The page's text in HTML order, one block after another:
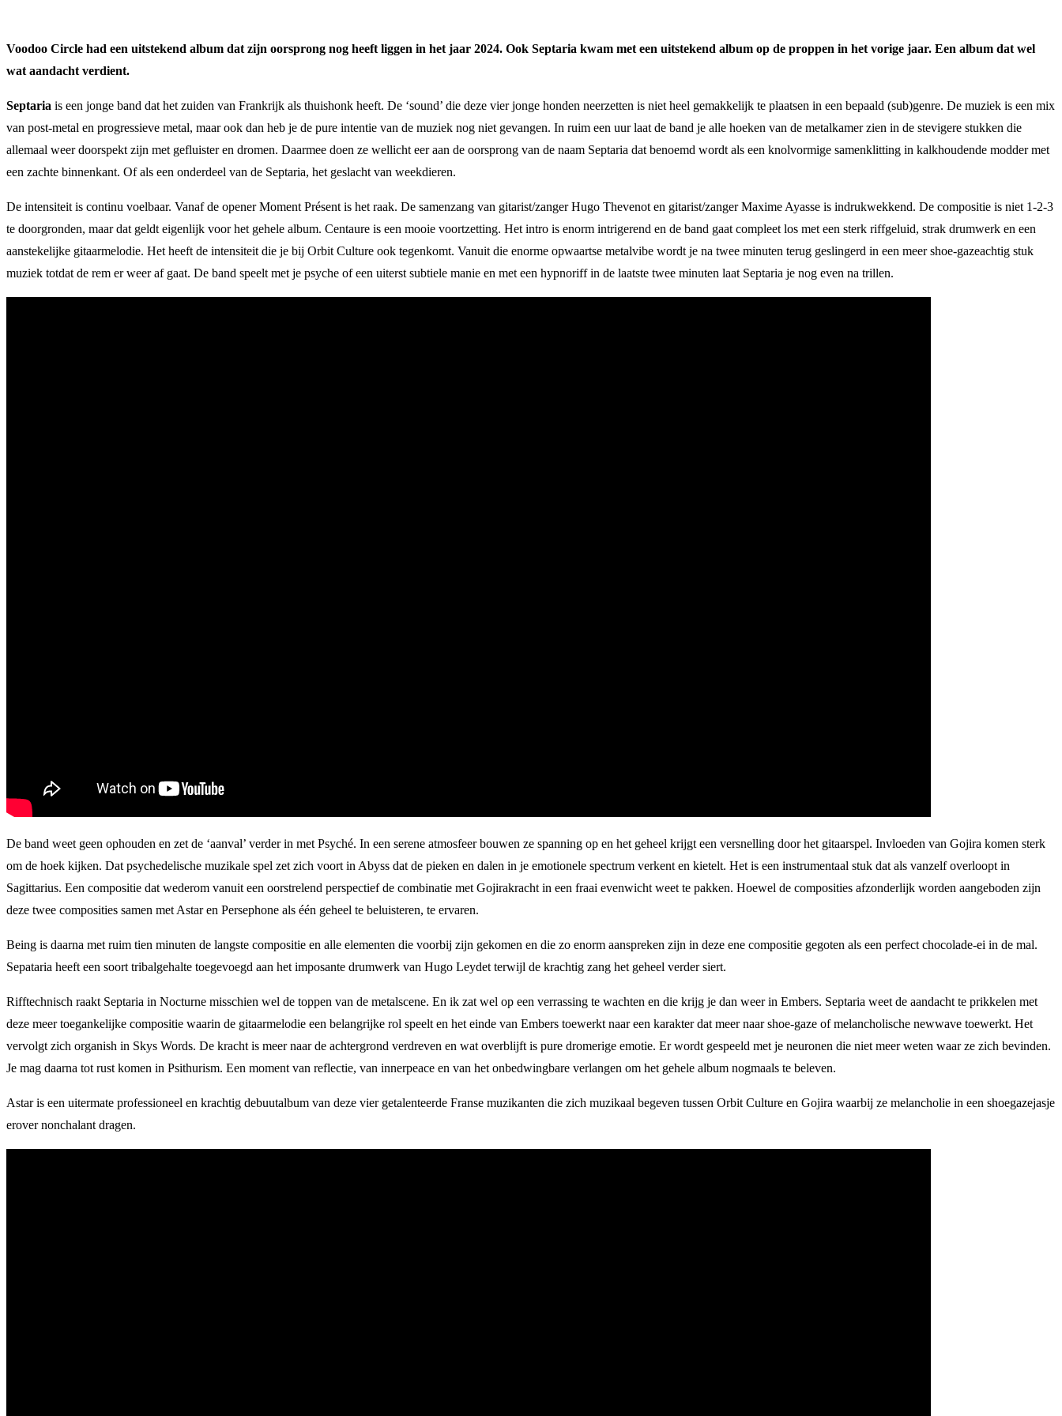
Voodoo Circle had een uitstekend album dat zijn oorsprong nog heeft liggen in het jaar 2024. Ook Septaria kwam met een uitstekend album op de proppen in het vorige jaar. Een album dat wel
wat aandacht verdient.
Septaria is een jonge band dat het zuiden van Frankrijk als thuishonk heeft. De ‘sound’ die deze vier jonge honden neerzetten is niet heel gemakkelijk te plaatsen in een bepaald (sub)genre. De muziek is een mix
van post-metal en progressieve metal, maar ook dan heb je de pure intentie van de muziek nog niet gevangen. In ruim een uur laat de band je alle hoeken van de metalkamer zien in de stevigere stukken die
allemaal weer doorspekt zijn met gefluister en dromen. Daarmee doen ze wellicht eer aan de oorsprong van de naam Septaria dat benoemd wordt als een knolvormige samenklitting in kalkhoudende modder met
een zachte binnenkant. Of als een onderdeel van de Septaria, het geslacht van weekdieren.
De intensiteit is continu voelbaar. Vanaf de opener Moment Présent is het raak. De samenzang van gitarist/zanger Hugo Thevenot en gitarist/zanger Maxime Ayasse is indrukwekkend. De compositie is niet 1-2-3
te doorgronden, maar dat geldt eigenlijk voor het gehele album. Centaure is een mooie voortzetting. Het intro is enorm intrigerend en de band gaat compleet los met een sterk riffgeluid, strak drumwerk en een
aanstekelijke gitaarmelodie. Het heeft de intensiteit die je bij Orbit Culture ook tegenkomt. Vanuit die enorme opwaartse metalvibe wordt je na twee minuten terug geslingerd in een meer shoe-gazeachtig stuk
muziek totdat de rem er weer af gaat. De band speelt met je psyche of een uiterst subtiele manie en met een hypnoriff in de laatste twee minuten laat Septaria je nog even na trillen.
De band weet geen ophouden en zet de ‘aanval’ verder in met Psyché. In een serene atmosfeer bouwen ze spanning op en het geheel krijgt een versnelling door het gitaarspel. Invloeden van Gojira komen sterk
om de hoek kijken. Dat psychedelische muzikale spel zet zich voort in Abyss dat de pieken en dalen in je emotionele spectrum verkent en kietelt. Het is een instrumentaal stuk dat als vanzelf overloopt in
Sagittarius. Een compositie dat wederom vanuit een oorstrelend perspectief de combinatie met Gojirakracht in een fraai evenwicht weet te pakken. Hoewel de composities afzonderlijk worden aangeboden zijn
deze twee composities samen met Astar en Persephone als één geheel te beluisteren, te ervaren.
Being is daarna met ruim tien minuten de langste compositie en alle elementen die voorbij zijn gekomen en die zo enorm aanspreken zijn in deze ene compositie gegoten als een perfect chocolade-ei in de mal.
Sepataria heeft een soort tribalgehalte toegevoegd aan het imposante drumwerk van Hugo Leydet terwijl de krachtig zang het geheel verder siert.
Rifftechnisch raakt Septaria in Nocturne misschien wel de toppen van de metalscene. En ik zat wel op een verrassing te wachten en die krijg je dan weer in Embers. Septaria weet de aandacht te prikkelen met
deze meer toegankelijke compositie waarin de gitaarmelodie een belangrijke rol speelt en het einde van Embers toewerkt naar een karakter dat meer naar shoe-gaze of melancholische newwave toewerkt. Het
vervolgt zich organish in Skys Words. De kracht is meer naar de achtergrond verdreven en wat overblijft is pure dromerige emotie. Er wordt gespeeld met je neuronen die niet meer weten waar ze zich bevinden.
Je mag daarna tot rust komen in Psithurism. Een moment van reflectie, van innerpeace en van het onbedwingbare verlangen om het gehele album nogmaals te beleven.
Astar is een uitermate professioneel en krachtig debuutalbum van deze vier getalenteerde Franse muzikanten die zich muzikaal begeven tussen Orbit Culture en Gojira waarbij ze melancholie in een shoegazejasje
erover nonchalant dragen.